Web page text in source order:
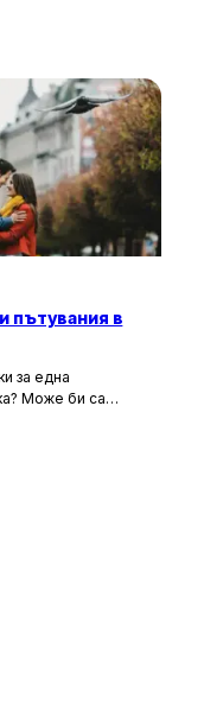
пътувания в
за една
Може би са